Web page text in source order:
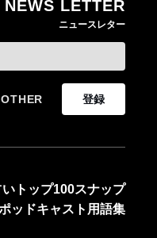
NEWS LETTER
ニュースレター
OTHER 登録
い トップ100スナップ
ッドキャスト 用語集